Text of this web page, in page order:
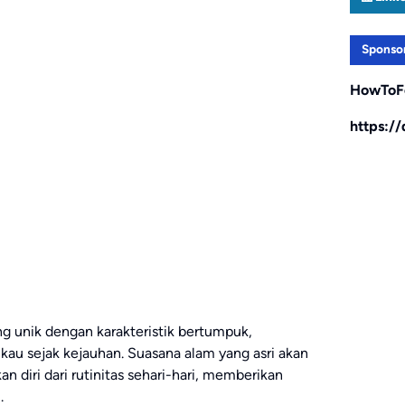
unik dengan karakteristik bertumpuk,
sejak kejauhan. Suasana alam yang asri akan
diri dari rutinitas sehari-hari, memberikan
https://